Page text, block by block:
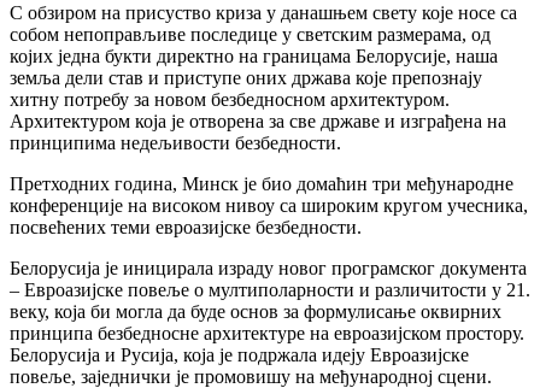
С обзиром на присуство криза у данашњем свету које носе са
собом непоправљиве последице у светским размерама, од
којих једна букти директно на границама Белорусије, наша
земља дели став и приступе оних држава које препознају
хитну потребу за новом безбедносном архитектуром.
Архитектуром која је отворена за све државе и изграђена на
принципима недељивости безбедности.
Претходних година, Минск је био домаћин три међународне
конференције на високом нивоу са широким кругом учесника,
посвећених теми евроазијске безбедности.
Белорусија је иницирала израду новог програмског документа
– Евроазијске повеље о мултиполарности и различитости у 21.
веку, која би могла да буде основ за формулисање оквирних
принципа безбедносне архитектуре на евроазијском простору.
Белорусија и Русија, која је подржала идеју Евроазијске
повеље, заједнички је промовишу на међународној сцени.